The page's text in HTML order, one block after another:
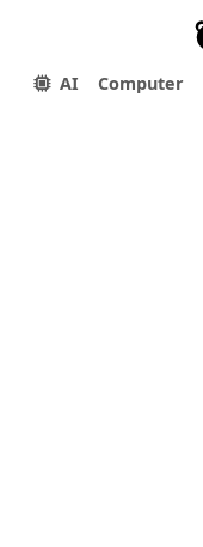
AI Computer